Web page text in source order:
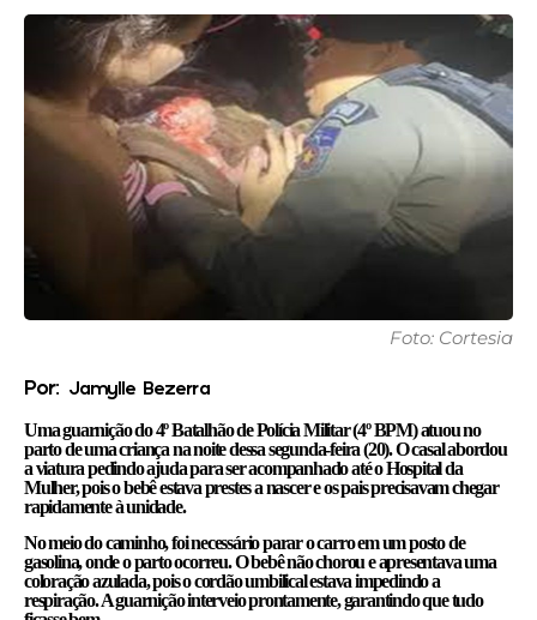
Foto: Cortesia
Por: Jamylle Bezerra
Uma guarnição do 4º Batalhão de Polícia Militar (4º BPM) atuou no
parto de uma criança na noite dessa segunda-feira (20). O casal abordou
a viatura pedindo ajuda para ser acompanhado até o Hospital da
Mulher, pois o bebê estava prestes a nascer e os pais precisavam chegar
rapidamente à unidade.
No meio do caminho, foi necessário parar o carro em um posto de
gasolina, onde o parto ocorreu. O bebê não chorou e apresentava uma
coloração azulada, pois o cordão umbilical estava impedindo a
respiração. A guarnição interveio prontamente, garantindo que tudo